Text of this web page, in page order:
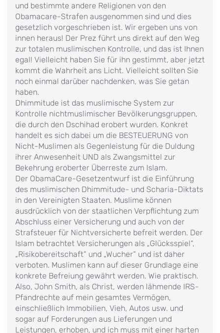
und bestimmte andere Religionen von den
Obamacare-Strafen ausgenommen sind und dies
gesetzlich vorgeschrieben ist. Wir ergeben uns von
innen heraus! Der Prez führt uns direkt auf den Weg
zur totalen muslimischen Kontrolle, und das ist Ihnen
egal! Vielleicht haben Sie für ihn gestimmt, aber jetzt
kommt die Wahrheit ans Licht. Vielleicht sollten Sie
noch einmal darüber nachdenken, was Sie getan
haben.
Dhimmitude ist das muslimische System zur
Kontrolle nichtmuslimischer Bevölkerungsgruppen,
die durch den Dschihad erobert wurden. Konkret
handelt es sich dabei um die BESTEUERUNG von
Nicht-Muslimen als Gegenleistung für die Duldung
ihrer Anwesenheit UND als Zwangsmittel zur
Bekehrung eroberter Überreste zum Islam.
Der ObamaCare-Gesetzentwurf ist die Einführung
des muslimischen Dhimmitude- und Scharia-Diktats
in den Vereinigten Staaten. Muslime können
ausdrücklich von der staatlichen Verpflichtung zum
Abschluss einer Versicherung und auch von der
Strafsteuer für Nichtversicherte befreit werden. Der
Islam betrachtet Versicherungen als „Glücksspiel“,
„Risikobereitschaft“ und „Wucher“ und ist daher
verboten. Muslimen kann auf dieser Grundlage eine
konkrete Befreiung gewährt werden. Wie praktisch.
Also, John Smith, als Christ, werden lähmende IRS-
Pfandrechte auf mein gesamtes Vermögen,
einschließlich Immobilien, Vieh, Autos usw. und
sogar auf Forderungen aus Lieferungen und
Leistungen, erhoben, und ich muss mit einer harten